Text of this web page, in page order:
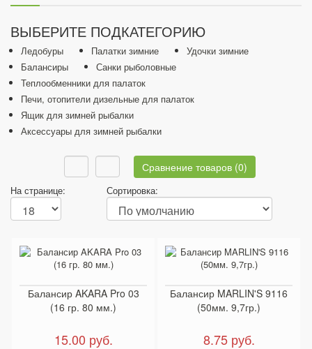
ВЫБЕРИТЕ ПОДКАТЕГОРИЮ
Ледобуры Палатки зимние
Удочки зимние
Балансиры
Санки рыболовные
Теплообменники для палаток
Печи, отопители дизельные для палаток
Ящик для зимней рыбалки
Аксессуары для зимней рыбалки
Сравнение товаров (0)
На странице: Сортировка:
Балансир AKARA Pro 03
(16 гр. 80 мм.)
15.00 руб.
Балансир MARLIN'S 9116
(50мм. 9,7гр.)
8.75 руб.